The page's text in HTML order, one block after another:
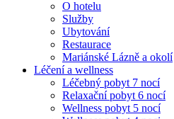
O hotelu
Služby
Ubytování
Restaurace
Mariánské Lázně a okolí
Léčení a wellness
Léčebný pobyt 7 nocí
Relaxační pobyt 6 nocí
Wellness pobyt 5 nocí